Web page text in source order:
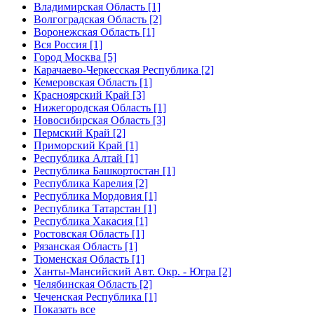
Владимирская Область [1]
Волгоградская Область [2]
Воронежская Область [1]
Вся Россия [1]
Город Москва [5]
Карачаево-Черкесская Республика [2]
Кемеровская Область [1]
Красноярский Край [3]
Нижегородская Область [1]
Новосибирская Область [3]
Пермский Край [2]
Приморский Край [1]
Республика Алтай [1]
Республика Башкортостан [1]
Республика Карелия [2]
Республика Мордовия [1]
Республика Татарстан [1]
Республика Хакасия [1]
Ростовская Область [1]
Рязанская Область [1]
Тюменская Область [1]
Ханты-Мансийский Авт. Окр. - Югра [2]
Челябинская Область [2]
Чеченская Республика [1]
Показать все